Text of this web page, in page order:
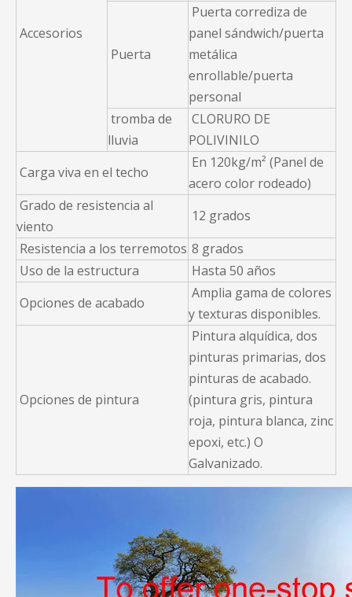
Accesorios
Puerta
Puerta corrediza de
panel sándwich/puerta
metálica
enrollable/puerta
personal
tromba de
lluvia
CLORURO DE
POLIVINILO
Carga viva en el techo
En 120kg/m² (Panel de
acero color rodeado)
Grado de resistencia al
viento
12 grados
Resistencia a los terremotos 8 grados
Uso de la estructura
Hasta 50 años
Opciones de acabado
Amplia gama de colores
y texturas disponibles.
Opciones de pintura
Pintura alquídica, dos
pinturas primarias, dos
pinturas de acabado.
(pintura gris, pintura
roja, pintura blanca, zinc
epoxi, etc.) O
Galvanizado.